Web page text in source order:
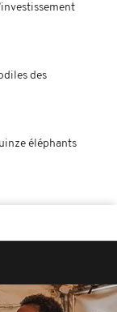
des
éléphants